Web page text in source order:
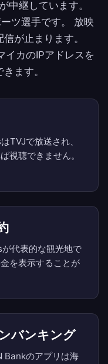
中継しています。
ツ選手です。 放映
が止まります。
イカのIPアドレスを
ます。
TVJで放送され、
視聴できません。
代表的な観光地で
を表示することが
バンキング
のアプリは海